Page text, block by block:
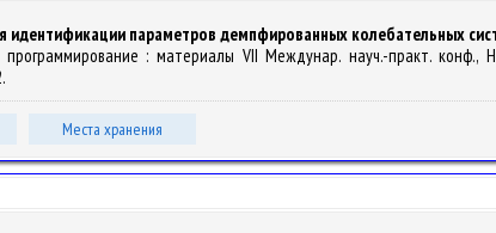
параметров демпфированных колебательных
: материалы VII Междунар. науч.-практ. конф.,
Места хранения